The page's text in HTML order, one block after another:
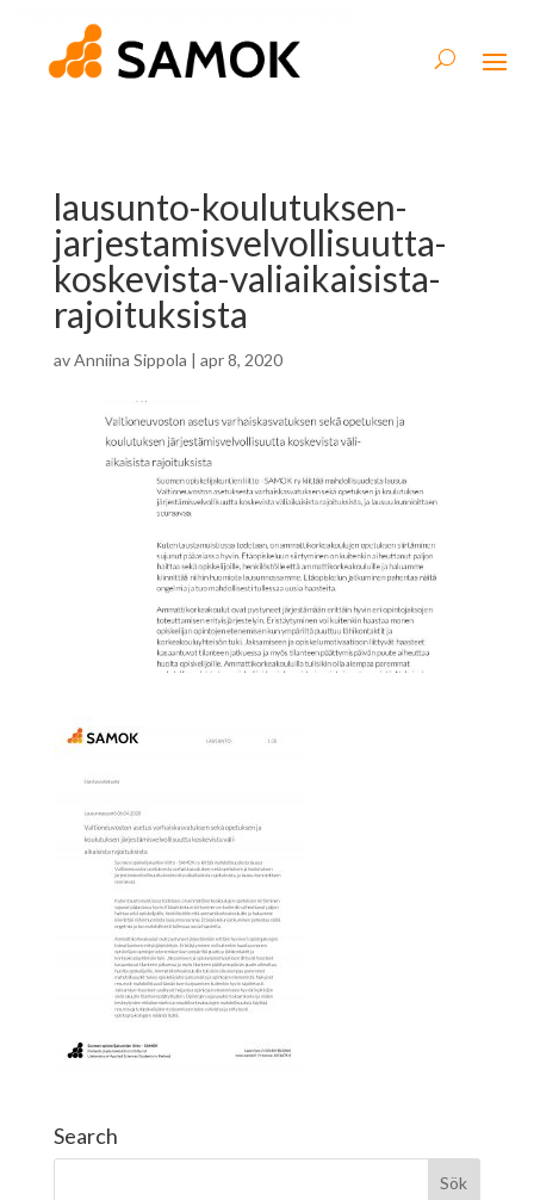
lausunto-koulutuksen-
jarjestamisvelvollisuutta-
koskevista-valiaikaisista-
rajoituksista
avAnniina Sippola | apr 8, 2020
Search